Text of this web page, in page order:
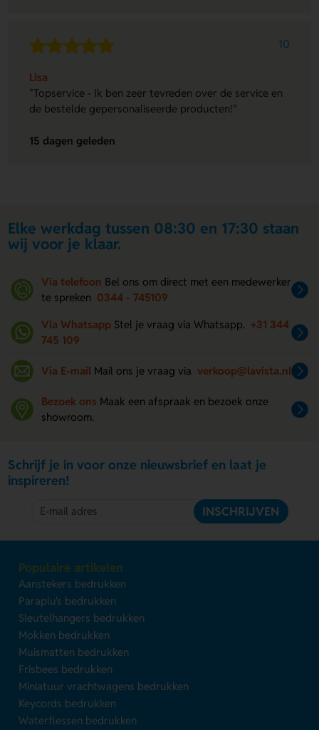
10
Lisa
"Topservice - Ik ben zeer tevreden over de service en
de bestelde gepersonaliseerde producten!"
15 dagen geleden
Elke werkdag tussen 08:30 en 17:30 staan
wij voor je klaar.
Via telefoon Bel ons om direct met een medewerker
te spreken 0344 - 745109
Via Whatsapp Stel je vraag via Whatsapp. +31 344
745 109
Via E-mail Mail ons je vraag via verkoop@lavista.nl
Bezoek ons Maak een afspraak en bezoek onze
showroom.
Schrijf je in voor onze nieuwsbrief en laat je
inspireren!
INSCHRIJVEN
Populaire artikelen
Aanstekers bedrukken
Paraplu's bedrukken
Sleutelhangers bedrukken
Mokken bedrukken
Muismatten bedrukken
Frisbees bedrukken
Miniatuur vrachtwagens bedrukken
Keycords bedrukken
Waterflessen bedrukken